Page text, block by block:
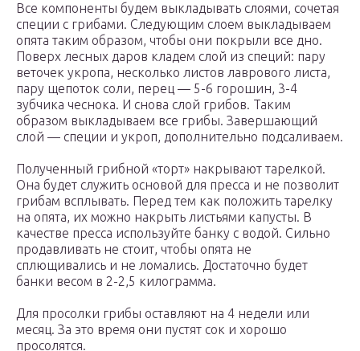
Все компоненты будем выкладывать слоями, сочетая
специи с грибами. Следующим слоем выкладываем
опята таким образом, чтобы они покрыли все дно.
Поверх лесных даров кладем слой из специй: пару
веточек укропа, несколько листов лаврового листа,
пару щепоток соли, перец — 5-6 горошин, 3-4
зубчика чеснока. И снова слой грибов. Таким
образом выкладываем все грибы. Завершающий
слой — специи и укроп, дополнительно подсаливаем.
Полученный грибной «торт» накрывают тарелкой.
Она будет служить основой для пресса и не позволит
грибам всплывать. Перед тем как положить тарелку
на опята, их можно накрыть листьями капусты. В
качестве пресса используйте банку с водой. Сильно
продавливать не стоит, чтобы опята не
сплющивались и не ломались. Достаточно будет
банки весом в 2-2,5 килограмма.
Для просолки грибы оставляют на 4 недели или
месяц. За это время они пустят сок и хорошо
просолятся.